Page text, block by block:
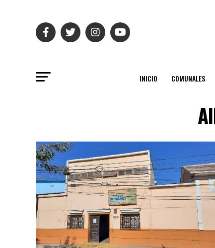
INICIO COMUNALES